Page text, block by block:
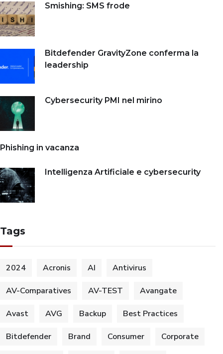
Smishing: SMS frode
Bitdefender GravityZone conferma la
leadership
Cybersecurity PMI nel mirino
Phishing in vacanza
Intelligenza Artificiale e cybersecurity
Tags
2024 Acronis AI Antivirus
AV-Comparatives AV-TEST Avangate
Avast AVG Backup Best Practices
Bitdefender Brand Consumer Corporate